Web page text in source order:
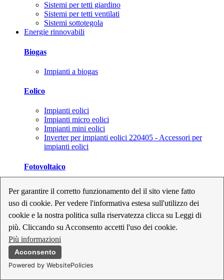
Per garantire il corretto funzionamento del il sito viene fatto
uso di cookie. Per vedere l'informativa estesa sull'utilizzo dei
cookie e la nostra politica sulla riservatezza clicca su Leggi di
più. Cliccando su Acconsento accetti l'uso dei cookie.
Più informazioni
Acconsento
Powered by WebsitePolicies
Sistemi per tetti giardino
Sistemi per tetti ventilati
Sistemi sottotegola
Energie rinnovabili
Biogas
Impianti a biogas
Eolico
Impianti eolici
Impianti micro eolici
Impianti mini eolici
Inverter per impianti eolici 220405 - Accessori per
impianti eolici
Fotovoltaico
Inverter per impianti fotovoltaici
Kit per impianti fotovoltaici
Moduli fotovoltaici
Sistemi di monitoraggio per impianti fotovoltaici
Strumenti di collaudo e configurazione per impianti
fotovoltaici
Supporti per impianti fotovoltaici
Geotermia